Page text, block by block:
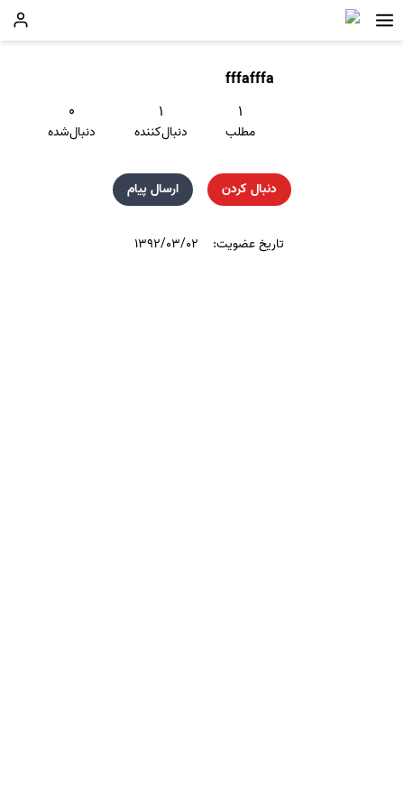
fffafffa
۱
مطلب
۱
دنبال‌کننده
۰
دنبال‌شده
دنبال کردن ارسال پیام
تاریخ عضویت: ۱۳۹۲/۰۳/۰۲